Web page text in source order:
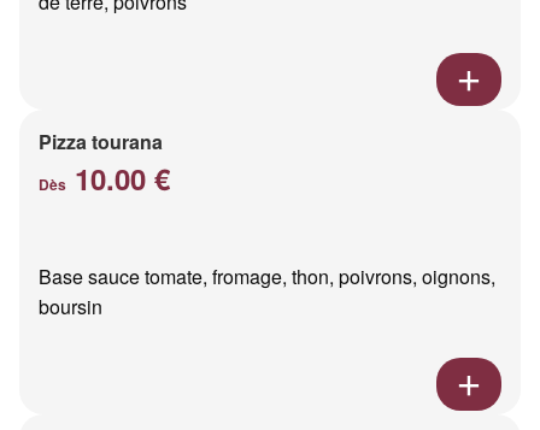
Pizza tourana
Dès 10.00 €
Base sauce tomate, fromage, thon, poivrons, oignons,
boursin